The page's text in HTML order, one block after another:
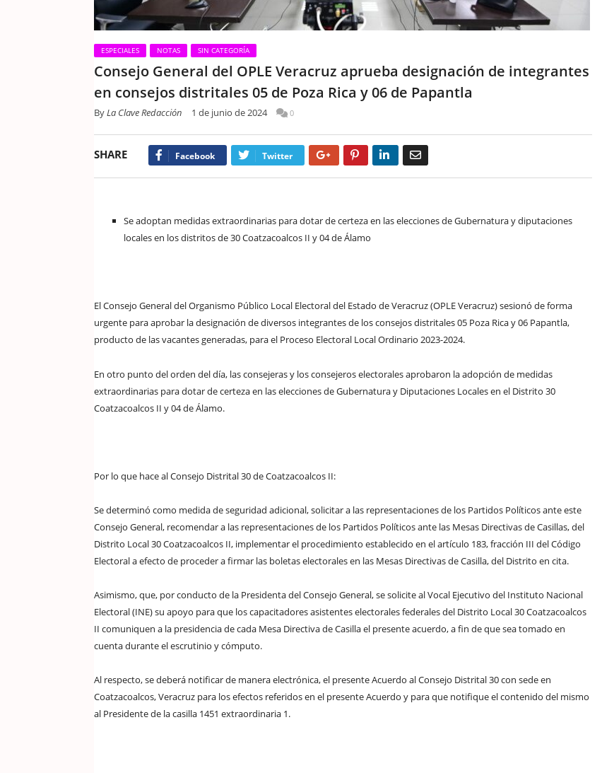
ESPECIALES NOTAS SIN CATEGORÍA
Consejo General del OPLE Veracruz aprueba designación de integrantes
en consejos distritales 05 de Poza Rica y 06 de Papantla
ByLa Clave Redacción 1 de junio de 2024 0
SHARE Facebook Twitter Google+ Pinterest LinkedIn
Se adoptan medidas extraordinarias para dotar de certeza en las elecciones de Gubernatura y diputaciones
locales en los distritos de 30 Coatzacoalcos II y 04 de Álamo
El Consejo General del Organismo Público Local Electoral del Estado de Veracruz (OPLE Veracruz) sesionó de forma
urgente para aprobar la designación de diversos integrantes de los consejos distritales 05 Poza Rica y 06 Papantla,
producto de las vacantes generadas, para el Proceso Electoral Local Ordinario 2023-2024.
En otro punto del orden del día, las consejeras y los consejeros electorales aprobaron la adopción de medidas
extraordinarias para dotar de certeza en las elecciones de Gubernatura y Diputaciones Locales en el Distrito 30
Coatzacoalcos II y 04 de Álamo.
Por lo que hace al Consejo Distrital 30 de Coatzacoalcos II:
Se determinó como medida de seguridad adicional, solicitar a las representaciones de los Partidos Políticos ante este
Consejo General, recomendar a las representaciones de los Partidos Políticos ante las Mesas Directivas de Casillas, del
Distrito Local 30 Coatzacoalcos II, implementar el procedimiento establecido en el artículo 183, fracción III del Código
Electoral a efecto de proceder a firmar las boletas electorales en las Mesas Directivas de Casilla, del Distrito en cita.
Asimismo, que, por conducto de la Presidenta del Consejo General, se solicite al Vocal Ejecutivo del Instituto Nacional
Electoral (INE) su apoyo para que los capacitadores asistentes electorales federales del Distrito Local 30 Coatzacoalcos
II comuniquen a la presidencia de cada Mesa Directiva de Casilla el presente acuerdo, a fin de que sea tomado en
cuenta durante el escrutinio y cómputo.
Al respecto, se deberá notificar de manera electrónica, el presente Acuerdo al Consejo Distrital 30 con sede en
Coatzacoalcos, Veracruz para los efectos referidos en el presente Acuerdo y para que notifique el contenido del mismo
al Presidente de la casilla 1451 extraordinaria 1.